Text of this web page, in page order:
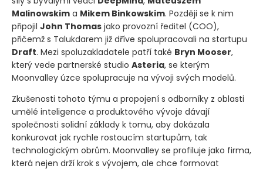
Malinowskim a Mikem Binkowskim. Později se k nim
připojil John Thomas jako provozní ředitel (COO),
přičemž s Talukdarem již dříve spolupracovali na startupu
Draft. Mezi spoluzakladatele patří také Bryn Mooser,
který vede partnerské studio Asteria, se kterým
Moonvalley úzce spolupracuje na vývoji svých modelů.
Zkušenosti tohoto týmu a propojení s odborníky z oblasti
umělé inteligence a produktového vývoje dávají
společnosti solidní základy k tomu, aby dokázala
konkurovat jak rychle rostoucím startupům, tak
technologickým obrům. Moonvalley se profiluje jako firma,
která nejen drží krok s vývojem, ale chce formovat